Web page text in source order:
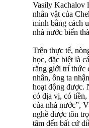
Vasily Kachalov
nhân vật của
mình bằng cách
nhà nước biến
Trên thực tế,
học, đặc biệt là
rằng giới trí thức
nhân, ông ta
hoạt động được.
có địa vị, có
của nhà nước”,
nghề được tôn
tâm đến bất cứ